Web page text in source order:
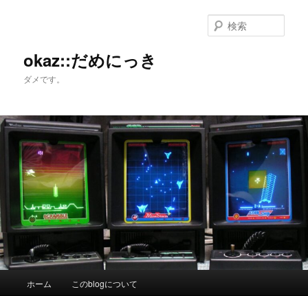
へ
移
移
動
okaz::だめにっき
ダメです。
索
ホーム このblogについて